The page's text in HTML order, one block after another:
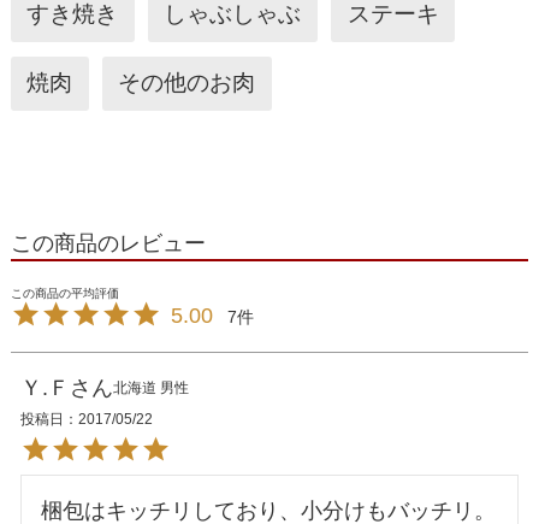
すき焼き しゃぶしゃぶ ステーキ
焼肉 その他のお肉
この商品のレビュー
5.00 7
Ｙ.Ｆ 北海道 男性
投稿日
2017/05/22
梱包はキッチリしており、小分けもバッチリ。